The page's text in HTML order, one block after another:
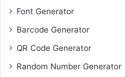
Font Generator
Barcode Generator
QR Code Generator
Random Number Generator